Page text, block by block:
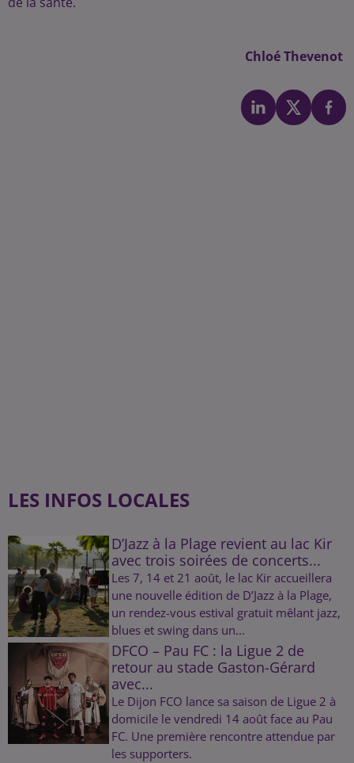
Chloé Thevenot
LES INFOS LOCALES
D’Jazz à la Plage revient au lac Kir
avec trois soirées de concerts...
Les 7, 14 et 21 août, le lac Kir accueillera
une nouvelle édition de D’Jazz à la Plage,
un rendez-vous estival gratuit mêlant jazz,
blues et swing dans un...
DFCO – Pau FC : la Ligue 2 de
retour au stade Gaston-Gérard
avec...
Le Dijon FCO lance sa saison de Ligue 2 à
domicile le vendredi 14 août face au Pau
FC. Une première rencontre attendue par
les supporters.